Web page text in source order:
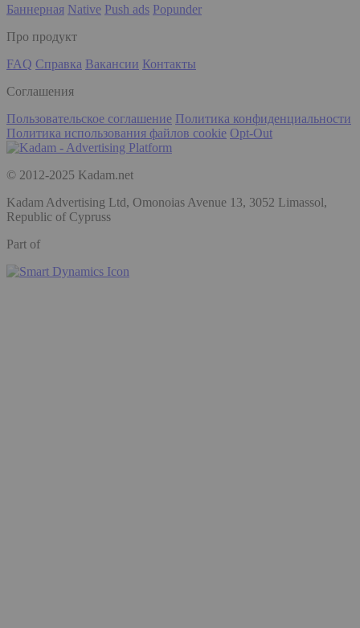
Баннерная Native Push ads Popunder
Про продукт
FAQ Справка Вакансии Контакты
Соглашения
Пользовательское соглашение Политика конфиденциальности
Политика использования файлов cookie Opt-Out
© 2012-2025 Kadam.net
Kadam Advertising Ltd, Omonoias Avenue 13, 3052 Limassol,
Republic of Cypruss
Part of